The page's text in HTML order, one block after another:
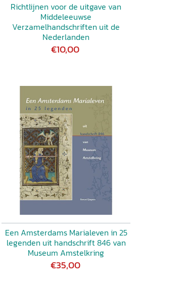
Richtlijnen voor de uitgave van
Middeleeuwse
Verzamelhandschriften uit de
Nederlanden
€10,00
Een Amsterdams Marialeven in 25
legenden uit handschrift 846 van
Museum Amstelkring
€35,00